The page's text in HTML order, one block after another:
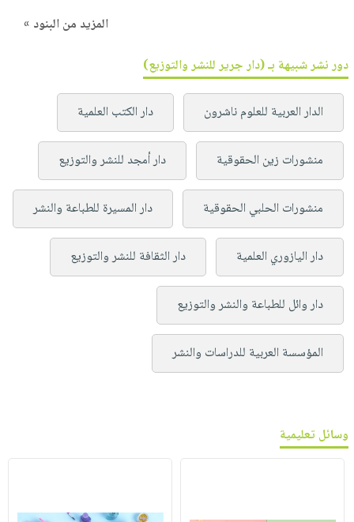
المزيد من البنود »
دور نشر شبيهة بـ (دار جرير للنشر والتوزيع)
الدار العربية للعلوم ناشرون دار الكتب العلمية
منشورات زين الحقوقية دار أمجد للنشر والتوزيع
منشورات الحلبي الحقوقية دار المسيرة للطباعة والنشر
دار اليازوري العلمية دار الثقافة للنشر والتوزيع
دار وائل للطباعة والنشر والتوزيع
المؤسسة العربية للدراسات والنشر
وسائل تعليمية